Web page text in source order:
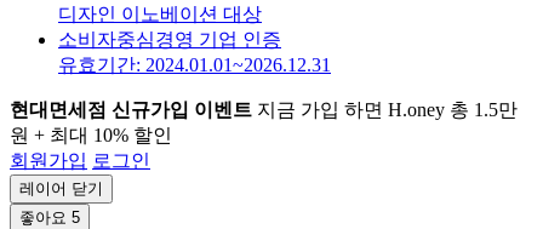
디자인 이노베이션 대상
소비자중심경영 기업 인증
유효기간: 2024.01.01~2026.12.31
현대면세점 신규가입 이벤트 지금 가입 하면 H.oney 총 1.5만
원 + 최대 10% 할인
회원가입 로그인
레이어 닫기
좋아요 5